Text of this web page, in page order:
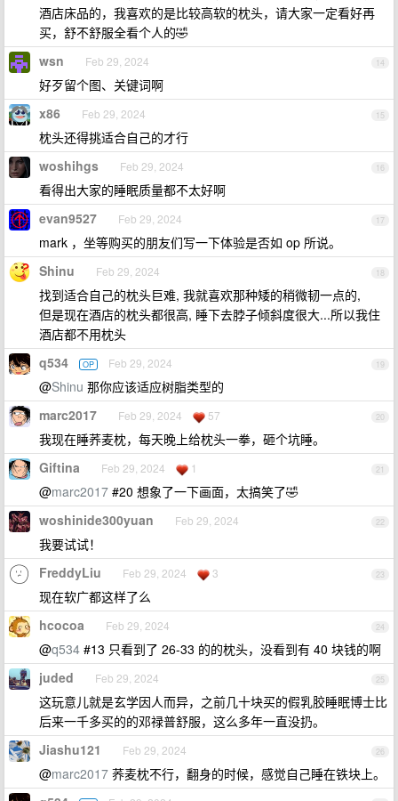
酒店床品的，我喜欢的是比较高软的枕头，请大家一定看好再
买，舒不舒服全看个人的🤣
14
wsn Feb 29, 2024
好歹留个图、关键词啊
15
x86 Feb 29, 2024
枕头还得挑适合自己的才行
16
woshihgs Feb 29, 2024
看得出大家的睡眠质量都不太好啊
17
evan9527 Feb 29, 2024
mark ，坐等购买的朋友们写一下体验是否如 op 所说。
18
Shinu Feb 29, 2024
找到适合自己的枕头巨难, 我就喜欢那种矮的稍微韧一点的,
但是现在酒店的枕头都很高, 睡下去脖子倾斜度很大...所以我住
酒店都不用枕头
19
q534 OP Feb 29, 2024
@Shinu 那你应该适应树脂类型的
20
marc2017 Feb 29, 2024 57
我现在睡荞麦枕，每天晚上给枕头一拳，砸个坑睡。
21
Giftina Feb 29, 2024 1
@marc2017 #20 想象了一下画面，太搞笑了🤣
22
woshinide300yuan Feb 29, 2024
我要试试！
23
FreddyLiu Feb 29, 2024 3
现在软广都这样了么
24
hcocoa Feb 29, 2024
@q534 #13 只看到了 26-33 的的枕头，没看到有 40 块钱的啊
25
juded Feb 29, 2024
这玩意儿就是玄学因人而异，之前几十块买的假乳胶睡眠博士比
后来一千多买的的邓禄普舒服，这么多年一直没扔。
26
Jiashu121 Feb 29, 2024
@marc2017 荞麦枕不行，翻身的时候，感觉自己睡在铁块上。